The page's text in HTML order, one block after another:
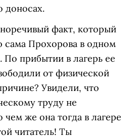
доносах.
факт, который
сама Прохорова в одном
По прибытии в лагерь ее
от физической
Увидели, что
труду не
же она тогда в лагере
читатель! Ты